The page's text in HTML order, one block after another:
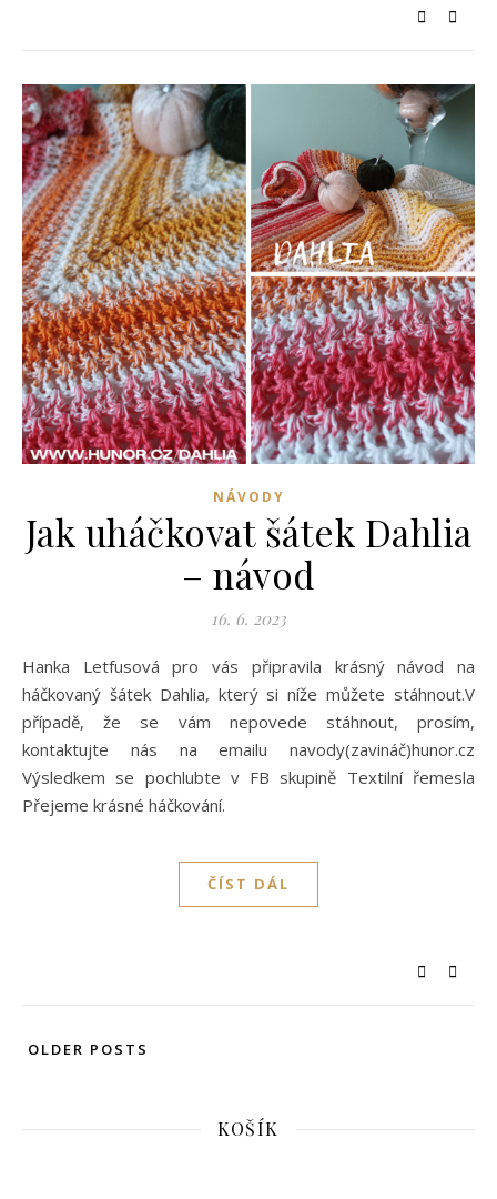
NÁVODY
Jak uháčkovat šátek Dahlia
– návod
16. 6. 2023
Hanka Letfusová pro vás připravila krásný návod na
háčkovaný šátek Dahlia, který si níže můžete stáhnout.V
případě, že se vám nepovede stáhnout, prosím,
kontaktujte nás na emailu navody(zavináč)hunor.cz
Výsledkem se pochlubte v FB skupině Textilní řemesla
Přejeme krásné háčkování.
ČÍST DÁL
OLDER POSTS
KOŠÍK